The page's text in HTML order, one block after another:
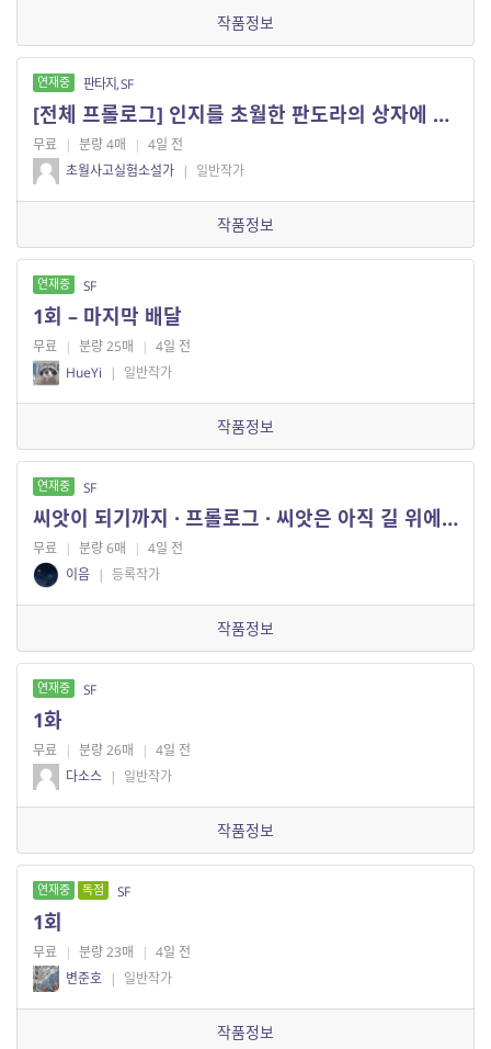
작품정보
연재중 판타지, SF
[전체 프롤로그] 인지를 초월한 판도라의 상자에 다가서다
무료 | 분량 4매 | 4일 전
초월사고실험소설가 | 일반작가
작품정보
연재중 SF
1회 – 마지막 배달
무료 | 분량 25매 | 4일 전
HueYi
| 일반작가
작품정보
연재중 SF
씨앗이 되기까지 · 프롤로그 · 씨앗은 아직 길 위에 있다
무료 | 분량 6매 | 4일 전
이음 | 등록작가
작품정보
연재중 SF
1화
무료 | 분량 26매 | 4일 전
다소스 | 일반작가
작품정보
연재중 독점 SF
1회
무료 | 분량 23매 | 4일 전
변준호 | 일반작가
작품정보